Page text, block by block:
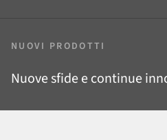
NUOVI PRODOTTI
Nuove sfide e continue